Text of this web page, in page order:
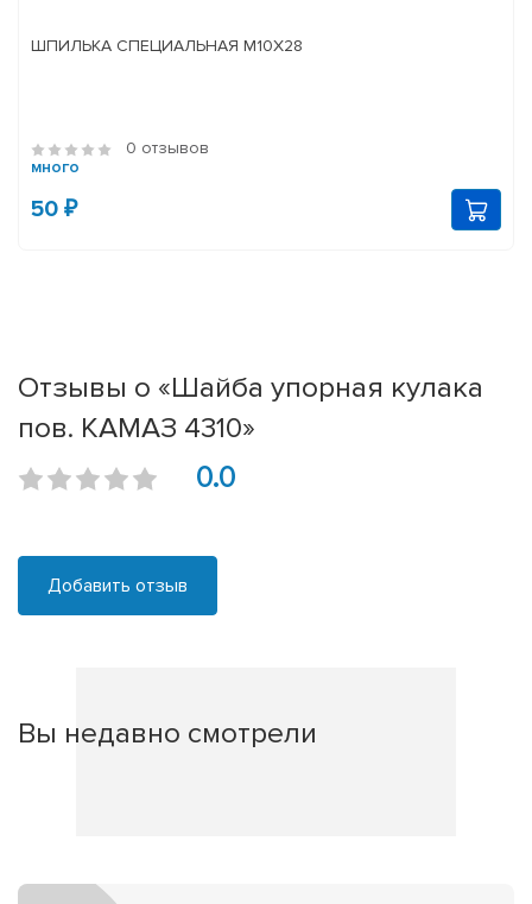
ШПИЛЬКА СПЕЦИАЛЬНАЯ М10Х28
0 отзывов
много
50 ₽
Отзывы о «Шайба упорная кулака
пов. КАМАЗ 4310»
0.0
Добавить отзыв
Вы недавно смотрели